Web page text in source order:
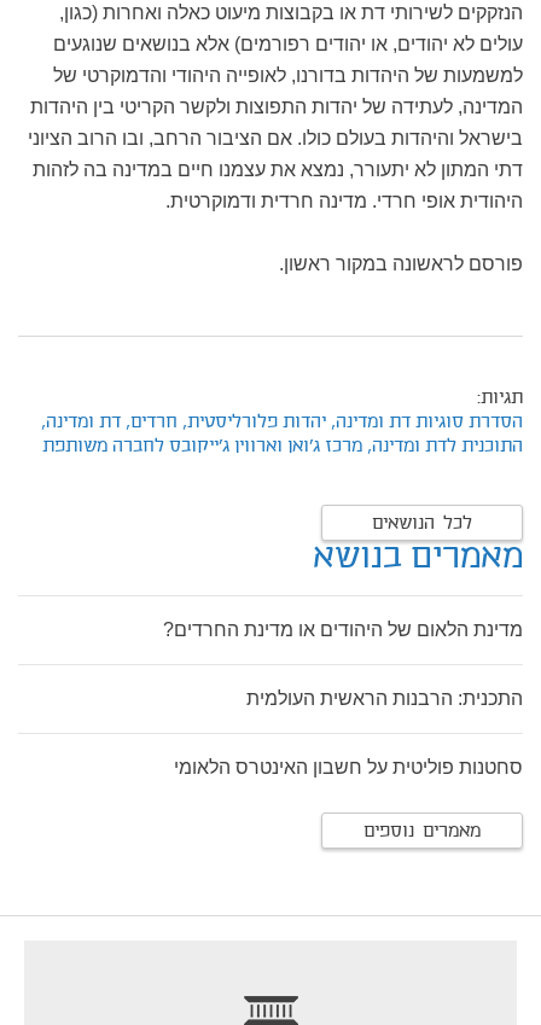
הנזקקים לשירותי דת או בקבוצות מיעוט כאלה ואחרות (כגון,
עולים לא יהודים, או יהודים רפורמים) אלא בנושאים שנוגעים
למשמעות של היהדות בדורנו, לאופייה היהודי והדמוקרטי של
המדינה, לעתידה של יהדות התפוצות ולקשר הקריטי בין היהדות
בישראל והיהדות בעולם כולו. אם הציבור הרחב, ובו הרוב הציוני
דתי המתון לא יתעורר, נמצא את עצמנו חיים במדינה בה לזהות
היהודית אופי חרדי. מדינה חרדית ודמוקרטית.
פורסם לראשונה במקור ראשון.
תגיות:
הסדרת סוגיות דת ומדינה, יהדות פלורליסטית, חרדים, דת ומדינה,
התוכנית לדת ומדינה, מרכז ג'ואן וארווין ג'ייקובס לחברה משותפת
לכל הנושאים
מאמרים בנושא
מדינת הלאום של היהודים או מדינת החרדים?
התכנית: הרבנות הראשית העולמית
סחטנות פוליטית על חשבון האינטרס הלאומי
מאמרים נוספים